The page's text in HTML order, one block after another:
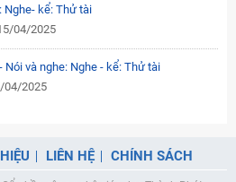
Nghe- kể: Thử tài
04/2025
Nói và nghe: Nghe - kể: Thử tài
04/2025
LIÊN HỆ CHÍNH SÁCH